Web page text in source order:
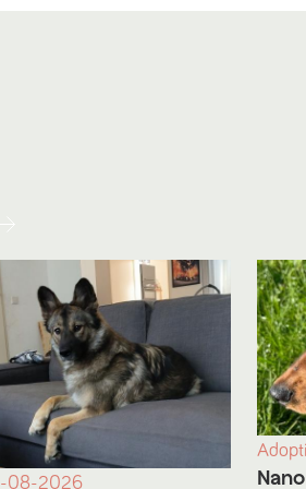
08-2026 Nano